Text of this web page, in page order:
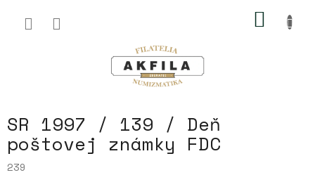
obsah
SR 1997 / 139 / Deň
poštovej známky FDC
239